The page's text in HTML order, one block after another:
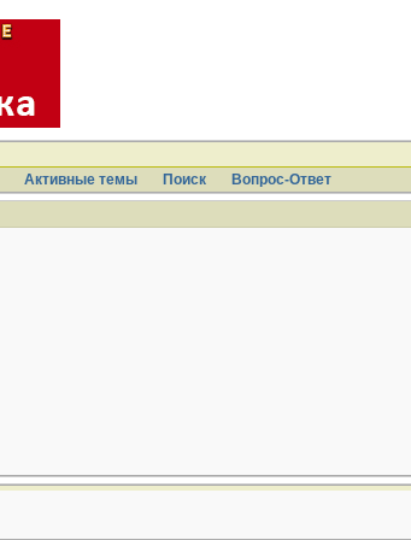
Активные темы Поиcк Вопрос-Ответ